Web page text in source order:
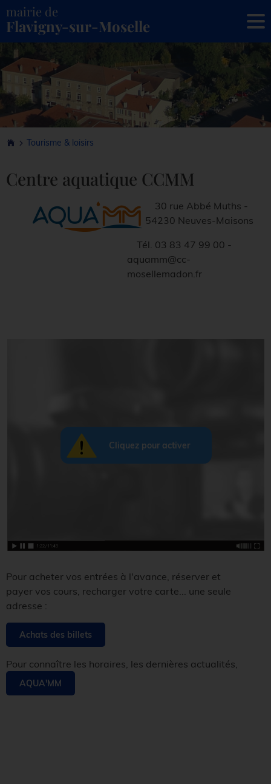
mairie de
Flavigny-sur-Moselle
Tourisme & loisirs
Centre aquatique CCMM
30 rue Abbé Muths -
54230 Neuves-Maisons
Tél. 03 83 47 99 00 -
aquamm@cc-
mosellemadon.fr
Pour acheter vos entrées à l'avance, réserver et
payer vos cours, recharger votre carte... une seule
adresse :
Achats des billets
Pour connaître les horaires, les dernières actualités,
AQUA'MM